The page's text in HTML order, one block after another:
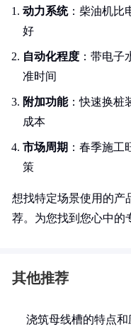
动力系统：柴油机比
好
自动化程度 ：带电子
准时间
附加功能：快速换桩
成本
市场周期 ：春季施工
策
想找特定场景使用的产
荐。为您找到您心中的
其他推荐
浇筑母线槽的特点和